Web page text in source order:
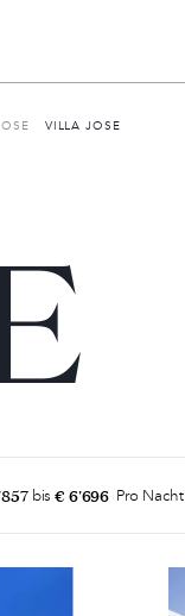
VILLA JOSE
bis€ 6'696 Pro Nacht